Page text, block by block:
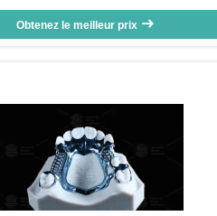
Obtenez le meilleur prix